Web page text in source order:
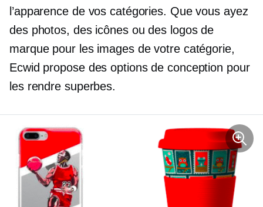
l’apparence de vos catégories. Que vous ayez
des photos, des icônes ou des logos de
marque pour les images de votre catégorie,
Ecwid propose des options de conception pour
les rendre superbes.